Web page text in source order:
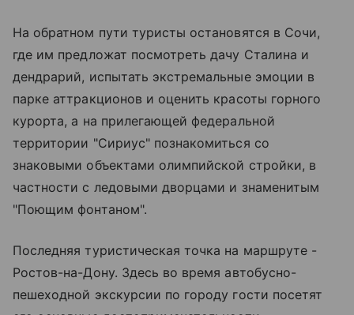
На обратном пути туристы остановятся в Сочи,
где им предложат посмотреть дачу Сталина и
дендрарий, испытать экстремальные эмоции в
парке аттракционов и оценить красоты горного
курорта, а на прилегающей федеральной
территории "Сириус" познакомиться со
знаковыми объектами олимпийской стройки, в
частности с ледовыми дворцами и знаменитым
"Поющим фонтаном".
Последняя туристическая точка на маршруте -
Ростов-на-Дону. Здесь во время автобусно-
пешеходной экскурсии по городу гости посетят